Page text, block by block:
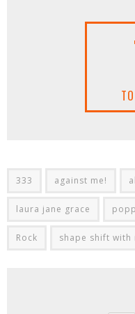
333 against me!
laura jane grace
Rock shape shift with